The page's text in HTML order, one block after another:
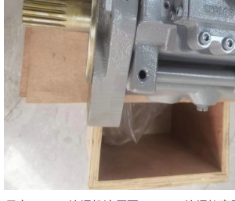
日立1200-6挖掘机液压泵K5V200 挖掘柱塞